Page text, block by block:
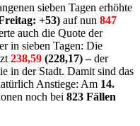
sieben Tagen erhöhte
+53) auf nun 847
auch die Quote der
in sieben Tagen: Die
238,59 (228,17) –der
in der Stadt. Damit sind das
Anstiege: Am 14.
noch bei 823 Fällen